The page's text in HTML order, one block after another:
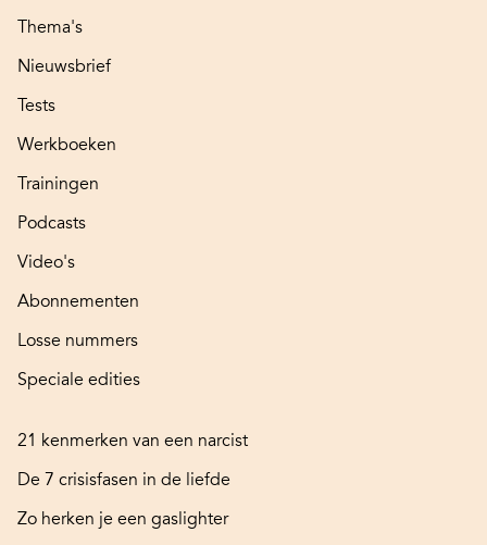
Thema's
Nieuwsbrief
Tests
Werkboeken
Trainingen
Podcasts
Video's
Abonnementen
Losse nummers
Speciale edities
21 kenmerken van een narcist
De 7 crisisfasen in de liefde
Zo herken je een gaslighter